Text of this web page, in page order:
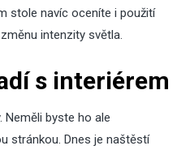
stole navíc oceníte i použití
intenzity světla.
s interiérem
Neměli byste ho ale
stránkou. Dnes je naštěstí